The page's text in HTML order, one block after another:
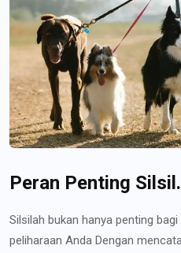
Peran Penting
Silsilah bukan hanya penting
peliharaan Anda Dengan